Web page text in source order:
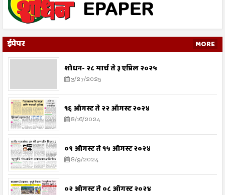
ईपेपर MORE
शोधन- २८ मार्च ते ३ एप्रिल २०२५
3/27/2025
१६ ऑगस्ट ते २२ ऑगस्ट २०२४
8/16/2024
०९ ऑगस्ट ते १५ ऑगस्ट २०२४
8/9/2024
०२ ऑगस्ट ते ०८ ऑगस्ट २०२४